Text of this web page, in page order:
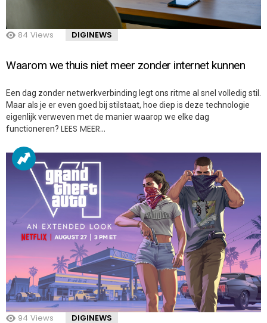
84 Views DIGINEWS
Waarom we thuis niet meer zonder internet kunnen
Een dag zonder netwerkverbinding legt ons ritme al snel volledig stil.
Maar als je er even goed bij stilstaat, hoe diep is deze technologie
eigenlijk verweven met de manier waarop we elke dag
functioneren? LEES MEER…
94 Views DIGINEWS